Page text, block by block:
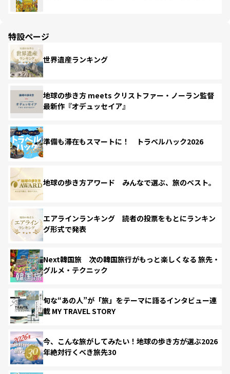
特設ページ
世界遺産ランキング
地球の歩き方 meets クリストファー・ノーラン監督
最新作『オデュッセイア』
準備も滞在もスマートに！ トラベルハック2026
地球の歩き方アワード みんなで選ぶ、旅のベスト。
エアラインランキング 読者の投票をもとにランキン
グ形式で発表
Next韓国旅 次の韓国旅行がもっと楽しくなる 旅先・
グルメ・テクニック
旬な“あの人”が「旅」をテーマに語るインタビュー連
載 MY TRAVEL STORY
今、こんな旅がしてみたい！地球の歩き方が選ぶ2026
年絶対行くべき旅先30